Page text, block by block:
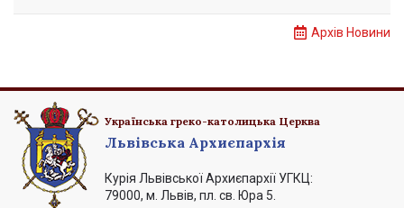
Архів Новини
Українська греко-католицька Церква
Львівська Архиєпархія
Курія Львівської Архиєпархії УГКЦ:
79000, м. Львів, пл. св. Юра 5.